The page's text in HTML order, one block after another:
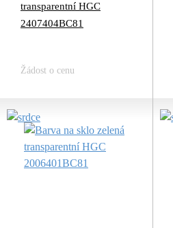
transparentní HGC
2407404BC81
Žádost o cenu